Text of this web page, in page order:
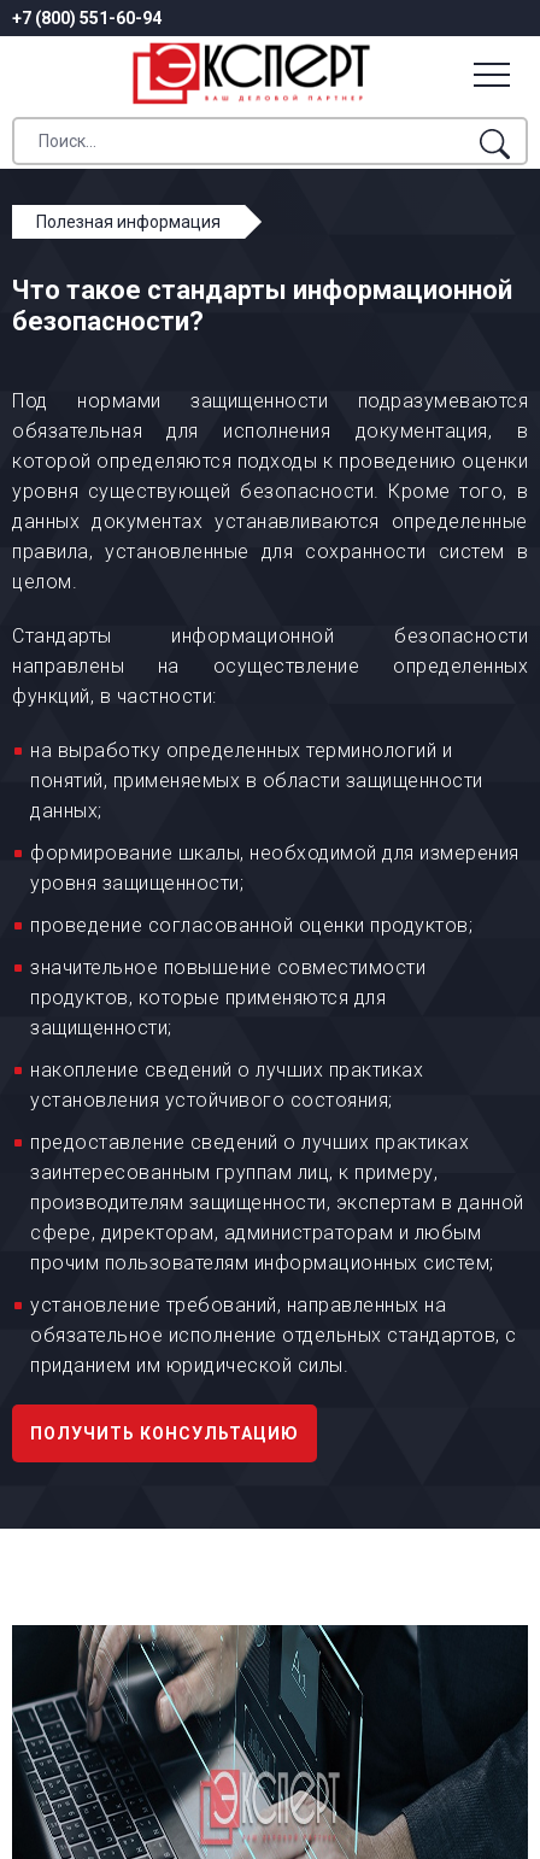
+7 (800) 551-60-94
Полезная информация
Что такое стандарты информационной
безопасности?
Под нормами защищенности подразумеваются
обязательная для исполнения документация, в
которой определяются подходы к проведению оценки
уровня существующей безопасности. Кроме того, в
данных документах устанавливаются определенные
правила, установленные для сохранности систем в
целом.
Стандарты информационной безопасности
направлены на осуществление определенных
функций, в частности:
на выработку определенных терминологий и
понятий, применяемых в области защищенности
данных;
формирование шкалы, необходимой для измерения
уровня защищенности;
проведение согласованной оценки продуктов;
значительное повышение совместимости
продуктов, которые применяются для
защищенности;
накопление сведений о лучших практиках
установления устойчивого состояния;
предоставление сведений о лучших практиках
заинтересованным группам лиц, к примеру,
производителям защищенности, экспертам в данной
сфере, директорам, администраторам и любым
прочим пользователям информационных систем;
установление требований, направленных на
обязательное исполнение отдельных стандартов, с
приданием им юридической силы.
ПОЛУЧИТЬ КОНСУЛЬТАЦИЮ